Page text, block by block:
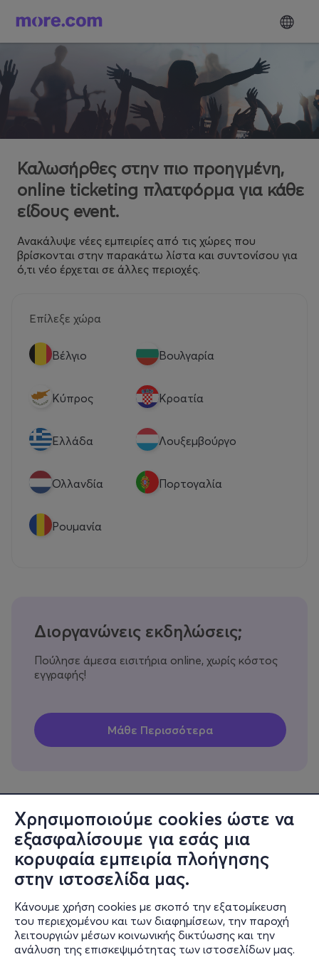
Χρησιμοποιούμε cookies ώστε να
εξασφαλίσουμε για εσάς μια
κορυφαία εμπειρία πλοήγησης
στην ιστοσελίδα μας.
Κάνουμε χρήση cookies με σκοπό την εξατομίκευση
του περιεχομένου και των διαφημίσεων, την παροχή
λειτουργιών μέσων κοινωνικής δικτύωσης και την
ανάλυση της επισκεψιμότητας των ιστοσελίδων μας.
Καλωσήρθες στην πιο προηγμένη,
online ticketing πλατφόρμα για κάθε
είδους event.
Ανακάλυψε νέες εμπειρίες από τις χώρες που
βρίσκονται στην παρακάτω λίστα και συντονίσου για
ό,τι νέο έρχεται σε άλλες περιοχές.
Επίλεξε χώρα
Βέλγιο Βουλγαρία
Κύπρος Κροατία
Eλλάδα Λουξεμβούργο
Ολλανδία Πορτογαλία
Ρουμανία
Διοργανώνεις εκδηλώσεις;
Πούλησε άμεσα εισιτήρια online, χωρίς κόστος
εγγραφής!
Πληροφορίες
Υποστήριξη
Stay Connected